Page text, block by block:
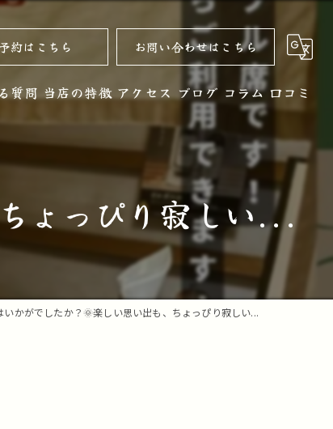
約はこちら お問い合わせはこちら
質問 当店の特徴
黒毛和牛
ノンアルコール
コース
デザート
アクセス ブログ コラム 口コミ
ょっぴり寂しい...
いかがでしたか？🌞楽しい思い出も、ちょっぴり寂しい...